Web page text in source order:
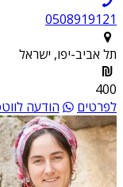
0508919121
תל אביב-יפו, ישראל
400
לפרטים
הודעה